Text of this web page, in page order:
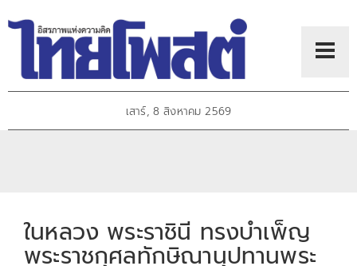
เสาร์, 8 สิงหาคม 2569
ในหลวง พระราชินี ทรงบำเพ็ญ
พระราชกุศลทักษิณานุปทานพระ